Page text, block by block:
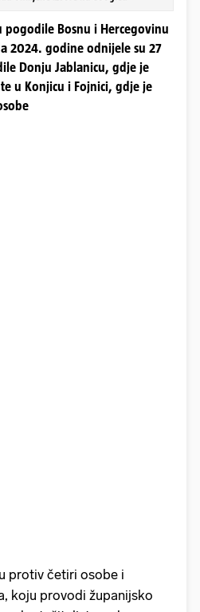
pogodile Bosnu i Hercegovinu
2024. godine odnijele su 27
Donju Jablanicu, gdje je
u Konjicu i Fojnici, gdje je
protiv četiri osobe i
koju provodi županijsko